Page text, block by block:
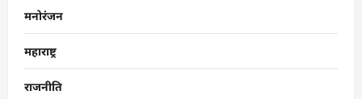
मनोरंजन
महाराष्ट्र
राजनीति